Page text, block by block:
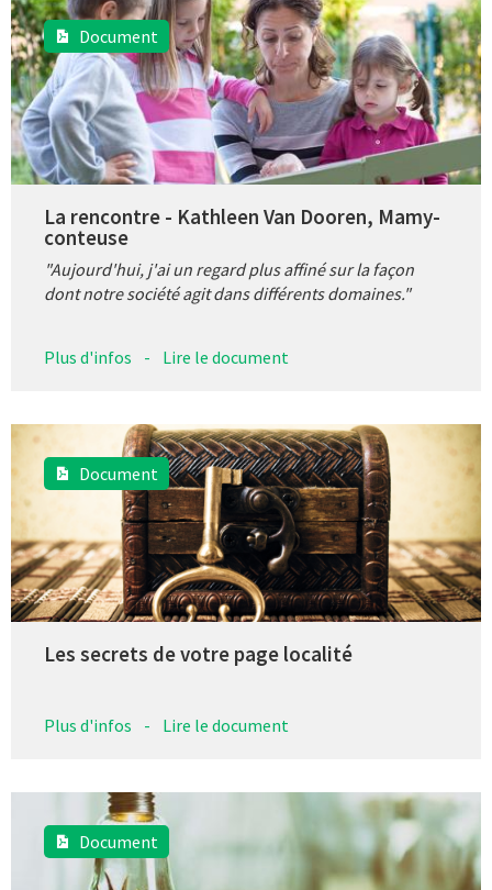
Document
La rencontre - Kathleen Van Dooren, Mamy-
conteuse
"Aujourd'hui, j'ai un regard plus affiné sur la façon
dont notre société agit dans différents domaines."
Plus d'infos - Lire le document
Document
Les secrets de votre page localité
Plus d'infos - Lire le document
Document